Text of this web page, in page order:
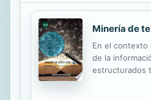
Minería de
En el contexto
de la
estructurados
relevante de